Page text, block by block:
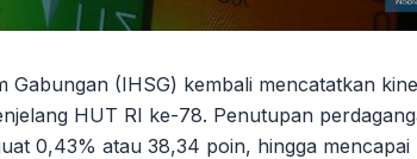
Gabungan (IHSG) kembali mencatatkan
HUT RI ke-78. Penutupan
0,43% atau 38,34 poin, hingga mencapai